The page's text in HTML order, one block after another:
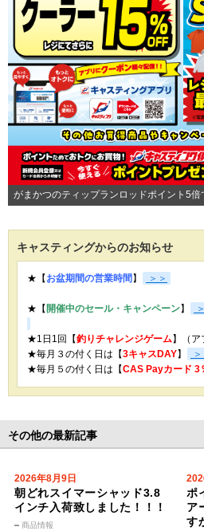
がまかつのティップランロッドポイント5倍
キャスティングからのお知らせ
★【 お盆期間の営業時間 】 ＞＞
★【 開催中のセール・キャンペーン】
★1日1回【釣りチャレンジゲーム】（ア
★毎月３の付く日は【3キャスDAY】
★毎月５の付く日は【CAS Payカード 3
その他の最新記事
2026年8月9日
朝どれスイマーシャッド3.8
インチ入荷致しました！！！
商品情報
ポ
ア
す